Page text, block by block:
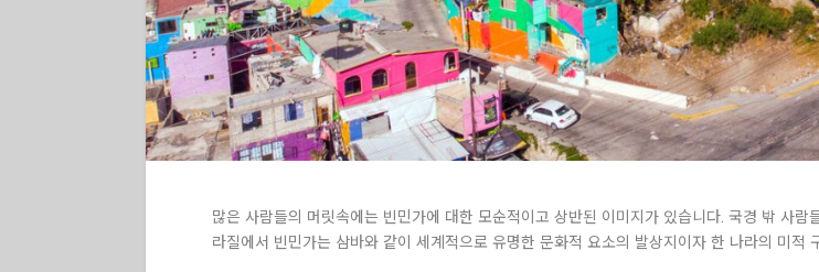
많은 사람들의 머릿속에는 빈민가에 대한 모순적이고 상반된 이미지가 있습니다. 국경 밖 사
라질에서 빈민가는 삼바와 같이 세계적으로 유명한 문화적 요소의 발상지이자 한 나라의 미적